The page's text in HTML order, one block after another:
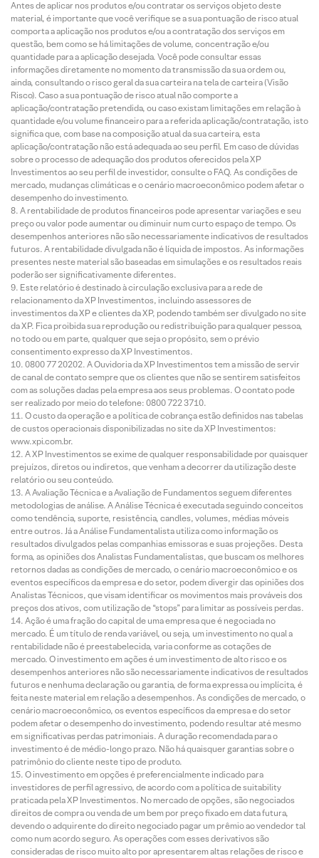
Antes de aplicar nos produtos e/ou contratar os serviços objeto deste
material, é importante que você verifique se a sua pontuação de risco atual
comporta a aplicação nos produtos e/ou a contratação dos serviços em
questão, bem como se há limitações de volume, concentração e/ou
quantidade para a aplicação desejada. Você pode consultar essas
informações diretamente no momento da transmissão da sua ordem ou,
ainda, consultando o risco geral da sua carteira na tela de carteira (Visão
Risco). Caso a sua pontuação de risco atual não comporte a
aplicação/contratação pretendida, ou caso existam limitações em relação à
quantidade e/ou volume financeiro para a referida aplicação/contratação, isto
significa que, com base na composição atual da sua carteira, esta
aplicação/contratação não está adequada ao seu perfil. Em caso de dúvidas
sobre o processo de adequação dos produtos oferecidos pela XP
Investimentos ao seu perfil de investidor, consulte o FAQ. As condições de
mercado, mudanças climáticas e o cenário macroeconômico podem afetar o
desempenho do investimento.
A rentabilidade de produtos financeiros pode apresentar variações e seu
preço ou valor pode aumentar ou diminuir num curto espaço de tempo. Os
desempenhos anteriores não são necessariamente indicativos de resultados
futuros. A rentabilidade divulgada não é líquida de impostos. As informações
presentes neste material são baseadas em simulações e os resultados reais
poderão ser significativamente diferentes.
Este relatório é destinado à circulação exclusiva para a rede de
relacionamento da XP Investimentos, incluindo assessores de
investimentos da XP e clientes da XP, podendo também ser divulgado no site
da XP. Fica proibida sua reprodução ou redistribuição para qualquer pessoa,
no todo ou em parte, qualquer que seja o propósito, sem o prévio
consentimento expresso da XP Investimentos.
0800 77 20202. A Ouvidoria da XP Investimentos tem a missão de servir
de canal de contato sempre que os clientes que não se sentirem satisfeitos
com as soluções dadas pela empresa aos seus problemas. O contato pode
ser realizado por meio do telefone: 0800 722 3710.
O custo da operação e a política de cobrança estão definidos nas tabelas
de custos operacionais disponibilizadas no site da XP Investimentos:
www.xpi.com.br.
A XP Investimentos se exime de qualquer responsabilidade por quaisquer
prejuízos, diretos ou indiretos, que venham a decorrer da utilização deste
relatório ou seu conteúdo.
A Avaliação Técnica e a Avaliação de Fundamentos seguem diferentes
metodologias de análise. A Análise Técnica é executada seguindo conceitos
como tendência, suporte, resistência, candles, volumes, médias móveis
entre outros. Já a Análise Fundamentalista utiliza como informação os
resultados divulgados pelas companhias emissoras e suas projeções. Desta
forma, as opiniões dos Analistas Fundamentalistas, que buscam os melhores
retornos dadas as condições de mercado, o cenário macroeconômico e os
eventos específicos da empresa e do setor, podem divergir das opiniões dos
Analistas Técnicos, que visam identificar os movimentos mais prováveis dos
preços dos ativos, com utilização de “stops” para limitar as possíveis perdas.
Ação é uma fração do capital de uma empresa que é negociada no
mercado. É um título de renda variável, ou seja, um investimento no qual a
rentabilidade não é preestabelecida, varia conforme as cotações de
mercado. O investimento em ações é um investimento de alto risco e os
desempenhos anteriores não são necessariamente indicativos de resultados
futuros e nenhuma declaração ou garantia, de forma expressa ou implícita, é
feita neste material em relação a desempenhos. As condições de mercado, o
cenário macroeconômico, os eventos específicos da empresa e do setor
podem afetar o desempenho do investimento, podendo resultar até mesmo
em significativas perdas patrimoniais. A duração recomendada para o
investimento é de médio-longo prazo. Não há quaisquer garantias sobre o
patrimônio do cliente neste tipo de produto.
O investimento em opções é preferencialmente indicado para
investidores de perfil agressivo, de acordo com a política de suitability
praticada pela XP Investimentos. No mercado de opções, são negociados
direitos de compra ou venda de um bem por preço fixado em data futura,
devendo o adquirente do direito negociado pagar um prêmio ao vendedor tal
como num acordo seguro. As operações com esses derivativos são
consideradas de risco muito alto por apresentarem altas relações de risco e